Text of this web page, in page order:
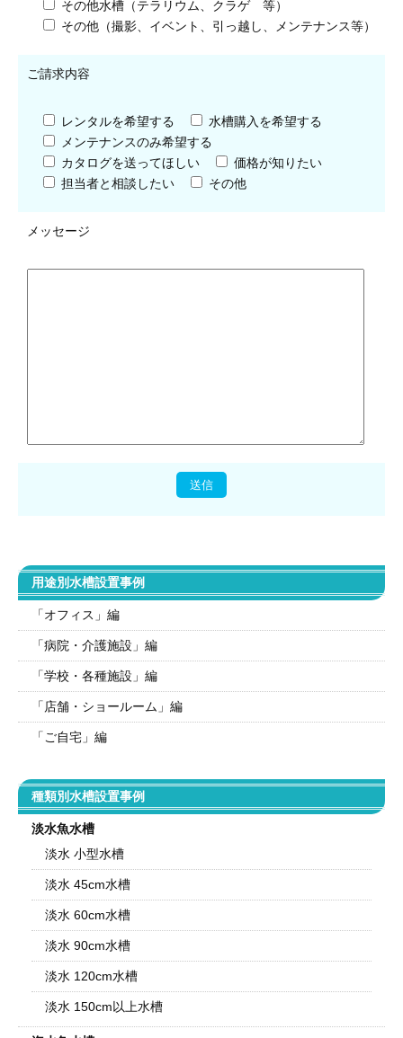
その他水槽（テラリウム、クラゲ 等）
その他（撮影、イベント、引っ越し、メンテナンス等）
ご請求内容
レンタルを希望する
水槽購入を希望する
メンテナンスのみ希望する
カタログを送ってほしい
価格が知りたい
担当者と相談したい
その他
メッセージ
用途別水槽設置事例
「オフィス」編
「病院・介護施設」編
「学校・各種施設」編
「店舗・ショールーム」編
「ご自宅」編
種類別水槽設置事例
淡水魚水槽
淡水 小型水槽
淡水 45cm水槽
淡水 60cm水槽
淡水 90cm水槽
淡水 120cm水槽
淡水 150cm以上水槽